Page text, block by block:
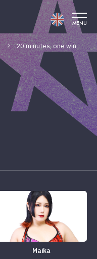
MENU
20 minutes, one win
Maika